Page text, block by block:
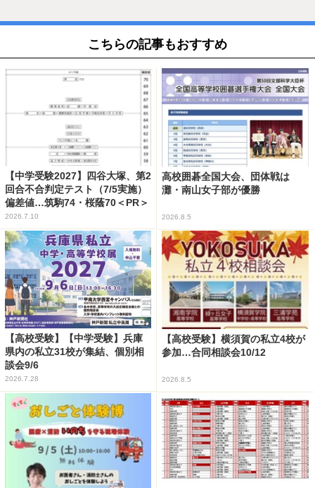
こちらの記事もおすすめ
【中学受験2027】四谷大塚、第2
回合不合判定テスト（7/5実施）
偏差値…筑駒74・桜蔭70＜PR＞
2026.7.10
高校囲碁全国大会、団体戦は
灘・南山女子部が優勝
2026.8.5
【高校受験】【中学受験】兵庫
県内の私立31校が集結、個別相
談会9/6
2026.7.28
【高校受験】横須賀の私立4校が
参加…合同相談会10/12
2026.8.5